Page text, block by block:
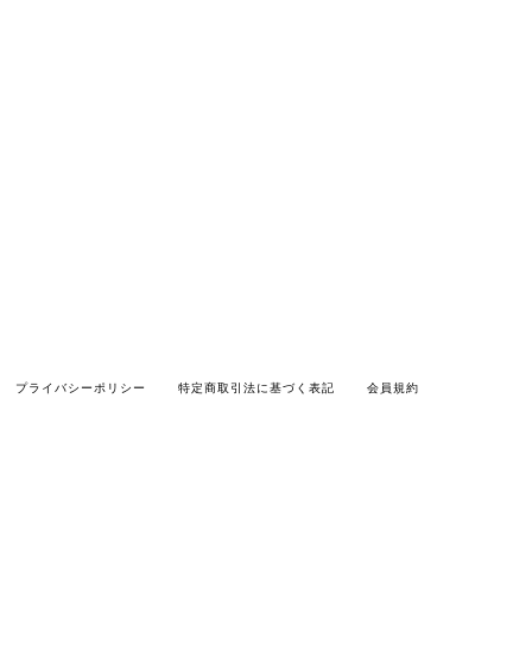
プライバシーポリシー 特定商取引法に基づく表記 会員規約